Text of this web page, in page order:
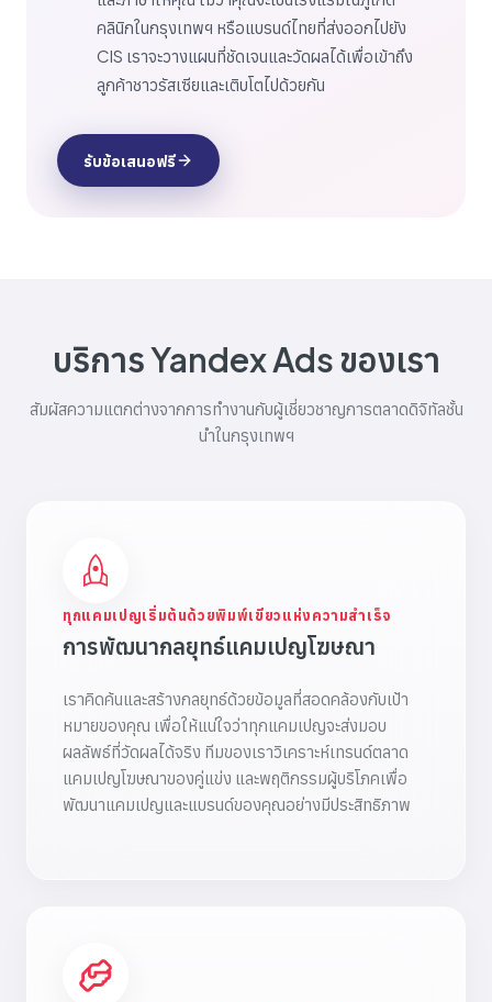
คลินิกในกรุงเทพฯ หรือแบรนด์ไทยที่ส่งออกไปยัง
CIS เราจะวางแผนที่ชัดเจนและวัดผลได้เพื่อเข้าถึง
ลูกค้าชาวรัสเซียและเติบโตไปด้วยกัน
รับข้อเสนอฟรี
บริการ Yandex Ads ของเรา
สัมผัสความแตกต่างจากการทำงานกับผู้เชี่ยวชาญการตลาดดิจิทัลชั้น
นำในกรุงเทพฯ
ทุกแคมเปญเริ่มต้นด้วยพิมพ์เขียวแห่งความสำเร็จ
การพัฒนากลยุทธ์แคมเปญโฆษณา
เราคิดค้นและสร้างกลยุทธ์ด้วยข้อมูลที่สอดคล้องกับเป้า
หมายของคุณ เพื่อให้แน่ใจว่าทุกแคมเปญจะส่งมอบ
ผลลัพธ์ที่วัดผลได้จริง ทีมของเราวิเคราะห์เทรนด์ตลาด
แคมเปญโฆษณาของคู่แข่ง และพฤติกรรมผู้บริโภคเพื่อ
พัฒนาแคมเปญและแบรนด์ของคุณอย่างมีประสิทธิภาพ